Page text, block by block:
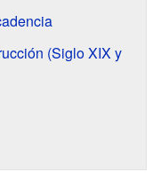
(Siglo XIX y